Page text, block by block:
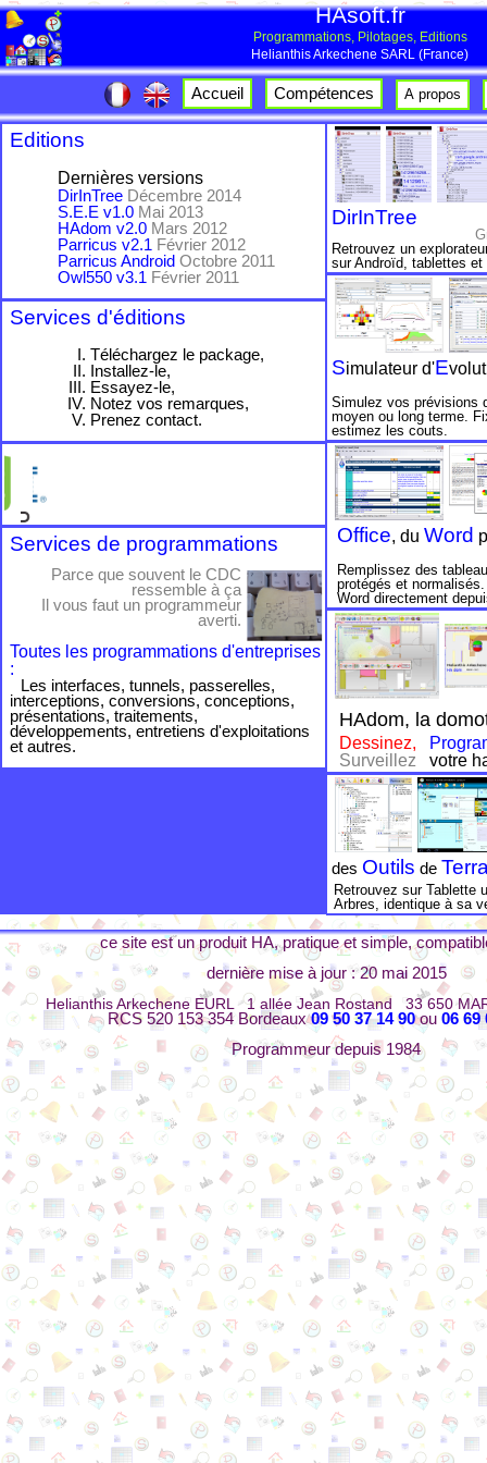
HAsoft.fr
Programmations, Pilotages, Editions
Helianthis Arkechene SARL (France)
Accueil Compétences A propos
Editions
Dernières versions
DirInTree Décembre 2014
S.E.E v1.0 Mai 2013
HAdom v2.0 Mars 2012
Parricus v2.1 Février 2012
Parricus Android Octobre 2011
Owl550 v3.1 Février 2011
Services d'éditions
Téléchargez le package,
Installez-le,
Essayez-le,
Notez vos remarques,
Prenez contact.
Services de programmations
Parce que souvent le CDC
ressemble à ça
Il vous faut un programmeur
averti.
Toutes les programmations d'entreprises
:
Les interfaces, tunnels, passerelles,
interceptions, conversions, conceptions,
présentations, traitements,
développements, entretiens d'exploitations
et autres.
DirInTree
Retrouvez un
sur Androïd, tablettes et
Simulateur d'E
Simulez vos prévisions
moyen ou long terme.
estimez les couts.
Office, du Word
Remplissez des
protégés et
Word directement
HAdom, la
Dessinez,
Surveillez
votre
des Outils de
Retrouvez sur Tablette
Arbres, identique à sa
ce site est un produit HA, pratique et simple,
dernière mise à jour : 20 mai 2015
Helianthis Arkechene EURL 1 allée Jean Rostand 33 650
RCS 520 153 354 Bordeaux09 50 37 14 90ou06 69
Programmeur depuis 1984